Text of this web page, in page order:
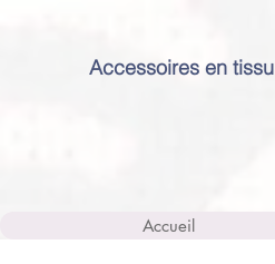
Accessoires en tissu
Accueil